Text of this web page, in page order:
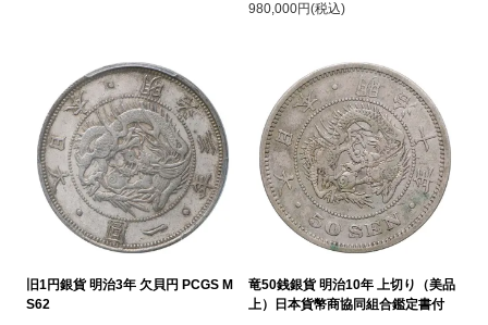
980,000円(税込)
旧1円銀貨 明治3年 欠貝円 PCGS M
S62
竜50銭銀貨 明治10年 上切り（美品
上）日本貨幣商協同組合鑑定書付